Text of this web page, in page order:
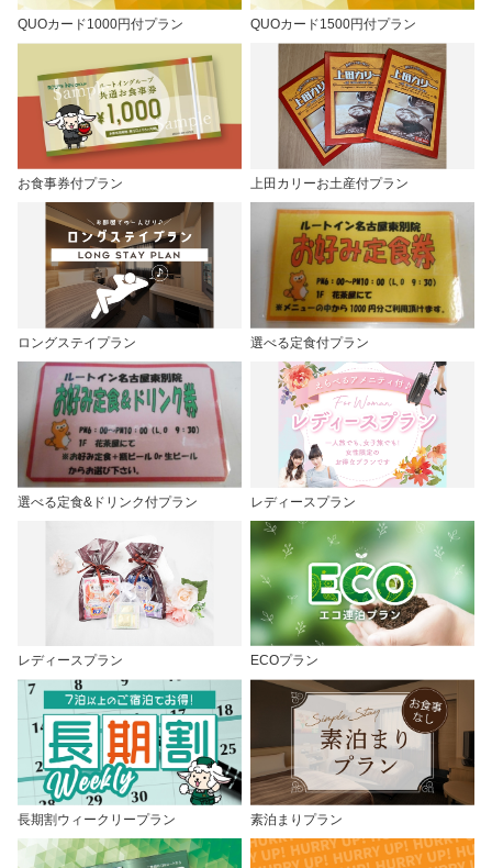
QUOカード1000円付プラン QUOカード1500円付プラン
お食事券付プラン 上田カリーお土産付プラン
ロングステイプラン 選べる定食付プラン
選べる定食&ドリンク付プラン レディースプラン
レディースプラン ECOプラン
長期割ウィークリープラン 素泊まりプラン